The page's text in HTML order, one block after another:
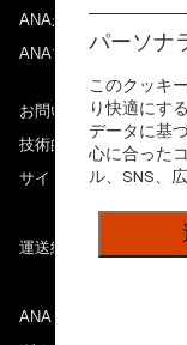
ANAがお約束する体験
ANAマイレージクラブ
お問い合わせ
技術的なお問い合わせ
サイトマップ
運送約款
ANAグループについて
パーソナ
このクッキ
り快適にす
データに基
心に合った
ル、SNS、